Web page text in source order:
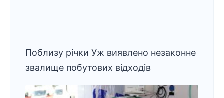
Поблизу річки Уж виявлено незаконне
звалище побутових відходів